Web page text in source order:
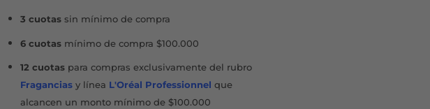
3 cuotassin mínimo de compra
6 cuotasmínimo de compra $100.000
12 cuotaspara compras exclusivamente del rubro
Fraganciasy línea L'Oréal Professionnel que
alcancen un monto mínimo de $100.000